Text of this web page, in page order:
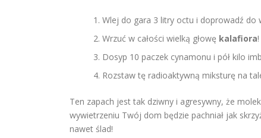
Wlej do gara 3 litry octu i doprowadź do
Wrzuć w całości wielką głowę kalafiora!
Dosyp 10 paczek cynamonu i pół kilo
Rozstaw tę radioaktywną miksturę na
Ten zapach jest tak dziwny i agresywny, że
wywietrzeniu Twój dom będzie pachniał jak
nawet ślad!